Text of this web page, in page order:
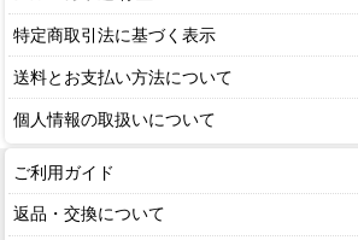
特定商取引法に基づく表示
送料とお支払い方法について
個人情報の取扱いについて
ご利用ガイド
返品・交換について